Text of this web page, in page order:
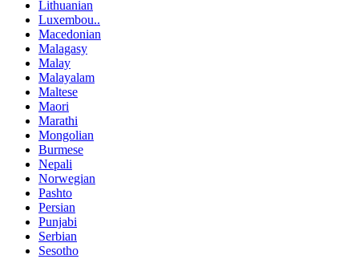
Lithuanian
Luxembou..
Macedonian
Malagasy
Malay
Malayalam
Maltese
Maori
Marathi
Mongolian
Burmese
Nepali
Norwegian
Pashto
Persian
Punjabi
Serbian
Sesotho